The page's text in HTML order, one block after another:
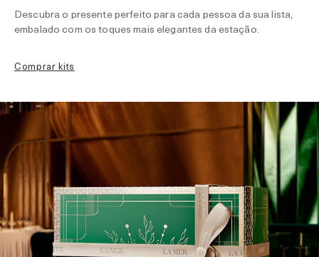
Descubra o presente perfeito para cada pessoa da sua lista,
embalado com os toques mais elegantes da estação.
comprar kits